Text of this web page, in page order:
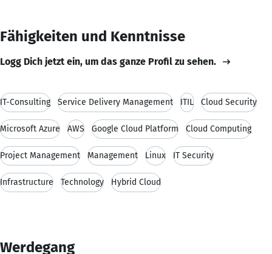
Fähigkeiten und Kenntnisse
Logg Dich jetzt ein, um das ganze Profil zu sehen.
IT-Consulting Service Delivery Management ITIL Cloud Security
Microsoft Azure AWS Google Cloud Platform Cloud Computing
Project Management Management Linux IT Security
Infrastructure Technology Hybrid Cloud
Werdegang